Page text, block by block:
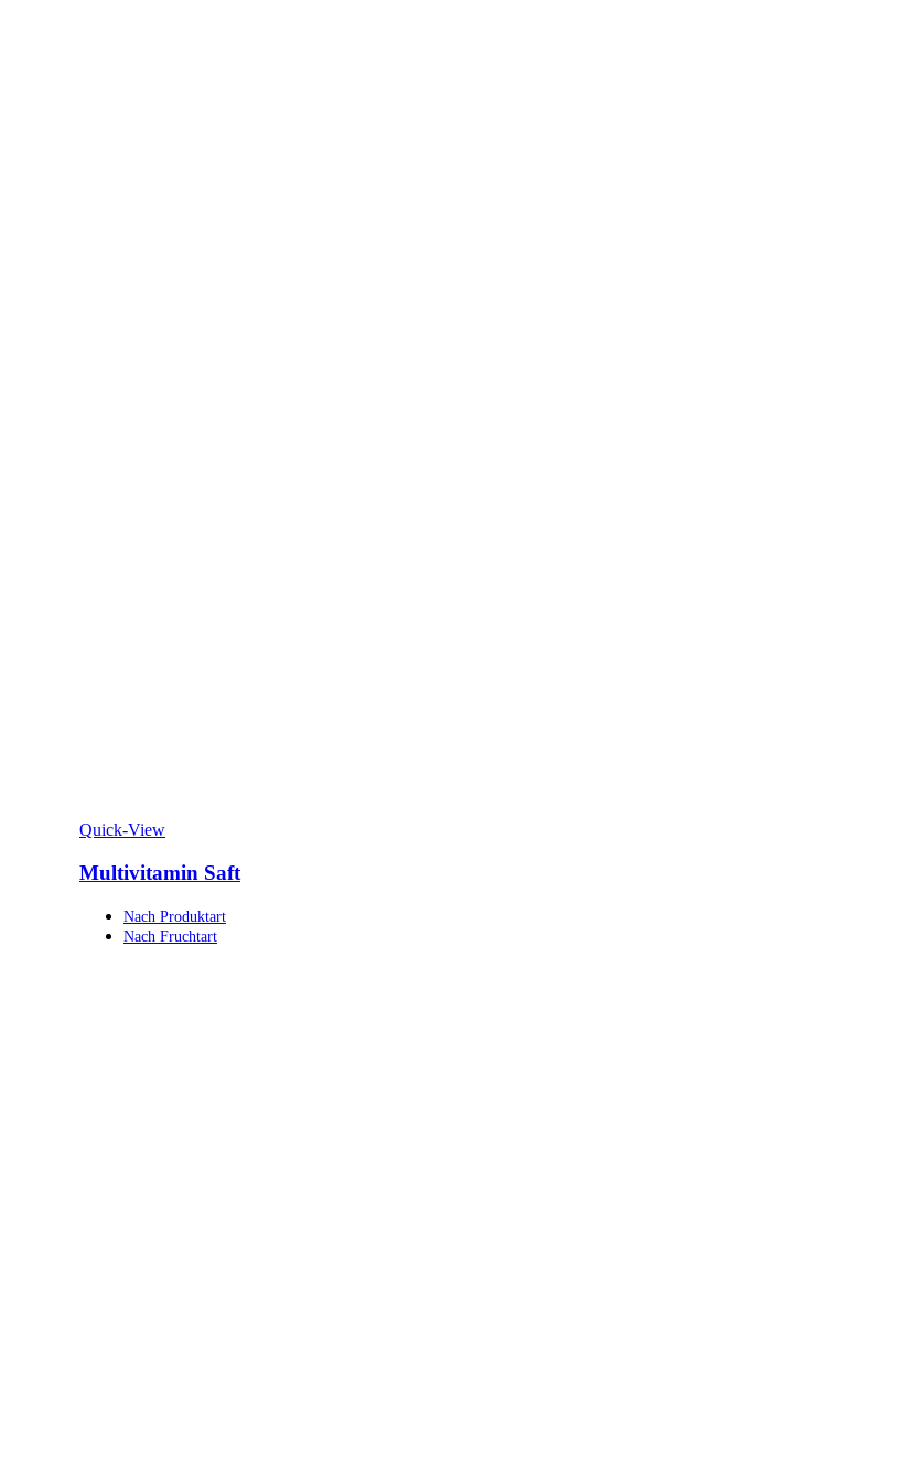
Quick-View
Multivitamin Saft
Nach Produktart
Nach Fruchtart